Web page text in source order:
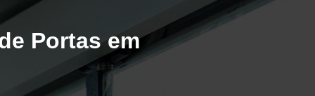
Portas em